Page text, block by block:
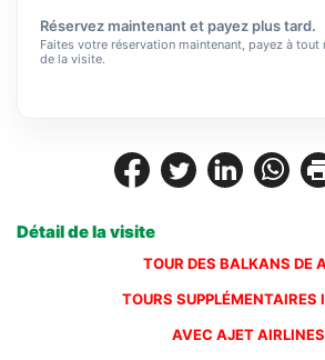
Détail de la visite
TOUR DES BALKANS DE
TOURS SUPPLÉMENTAIRES
AVEC AJET AIRLINES
Réservez maintenant et payez plus tard.
Faites votre réservation maintenant, payez à
de la visite.